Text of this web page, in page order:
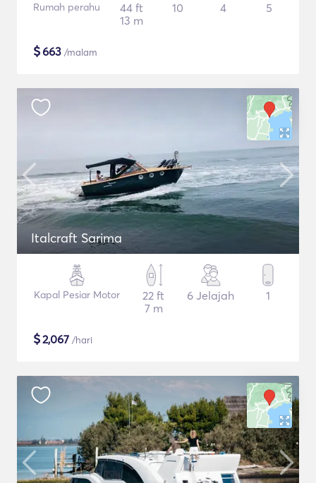
Rumah perahu
44 ft
13 m
10 4 5
$663 /malam
Italcraft Sarima
Kapal Pesiar Motor
22 ft
7 m
6 Jelajah 1
$2,067 /hari